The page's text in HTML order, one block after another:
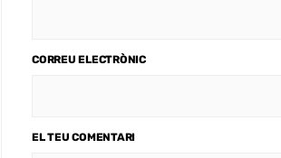
CORREU ELECTRÒNIC
EL TEU COMENTARI